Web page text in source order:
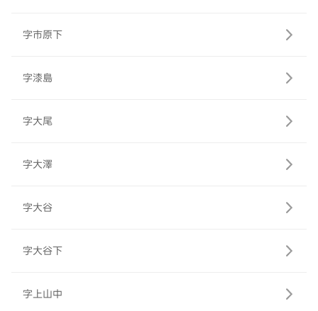
字市原下
字漆島
字大尾
字大澤
字大谷
字大谷下
字上山中